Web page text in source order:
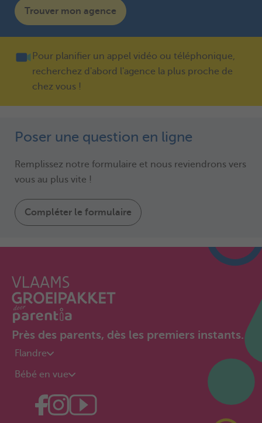
Trouver mon agence
Pour planifier un appel vidéo ou téléphonique,
recherchez d'abord l'agence la plus proche de
chez vous !
Poser une question en ligne
Remplissez notre formulaire et nous reviendrons vers
vous au plus vite !
Compléter le formulaire
Près des parents, dès les premiers instants.
Flandre
Bébé en vue